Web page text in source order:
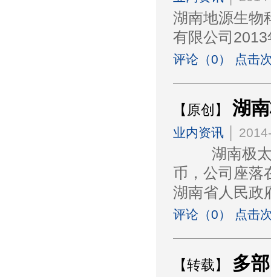
湖南地源生
有限公司
评论（0） 点击
【原创】 湖
业内资讯 │
湖南极太农
币，公司座落
湖南省人民政
评论（0） 点击
【转载】
多